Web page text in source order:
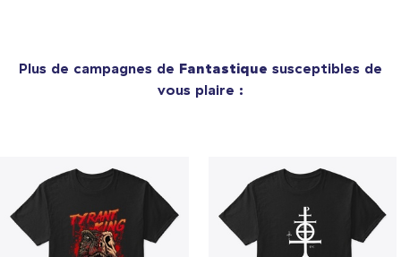
Plus de campagnes de Fantastique susceptibles de
vous plaire :